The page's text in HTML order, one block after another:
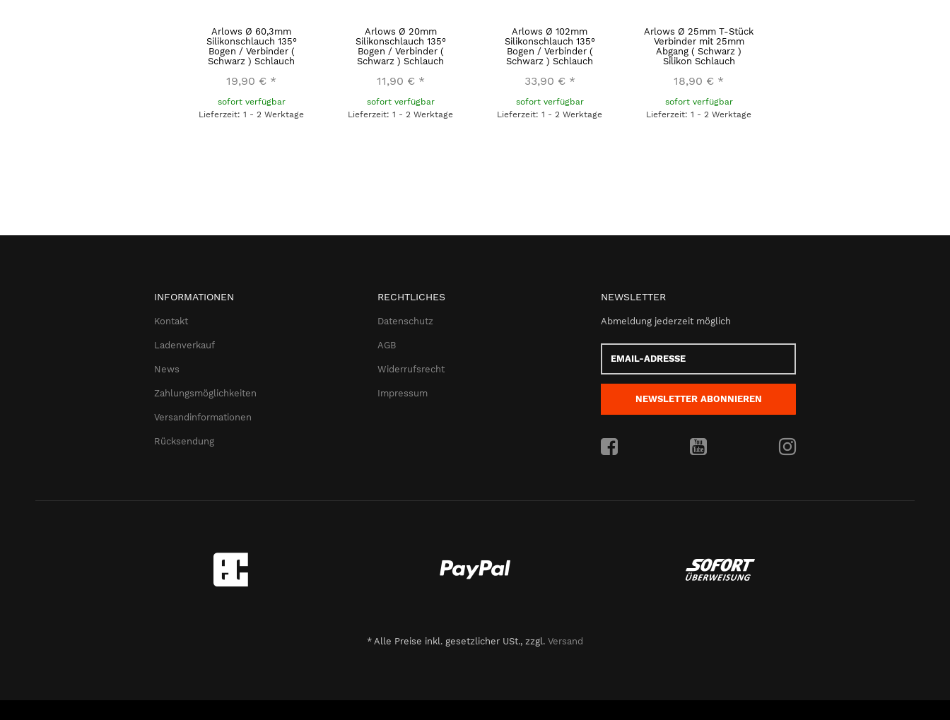
Arlows Ø 60,3mm
Silikonschlauch 135°
Bogen / Verbinder (
Schwarz ) Schlauch
19,90 € *
sofort verfügbar
Lieferzeit: 1 - 2 Werktage
Arlows Ø 20mm
Silikonschlauch 135°
Bogen / Verbinder (
Schwarz ) Schlauch
11,90 € *
sofort verfügbar
Lieferzeit: 1 - 2 Werktage
Arlows Ø 102mm
Silikonschlauch 135°
Bogen / Verbinder (
Schwarz ) Schlauch
33,90 € *
sofort verfügbar
Lieferzeit: 1 - 2 Werktage
Arlows Ø 25mm T-Stück
Verbinder mit 25mm
Abgang ( Schwarz )
Silikon Schlauch
18,90 € *
sofort verfügbar
Lieferzeit: 1 - 2 Werktage
INFORMATIONEN
Kontakt
Ladenverkauf
News
Zahlungsmöglichkeiten
Versandinformationen
Rücksendung
RECHTLICHES
Datenschutz
AGB
Widerrufsrecht
Impressum
NEWSLETTER
Abmeldung jederzeit möglich
Email-
Adresse
NEWSLETTER ABONNIEREN
* Alle Preise inkl. gesetzlicher USt., zzgl. Versand